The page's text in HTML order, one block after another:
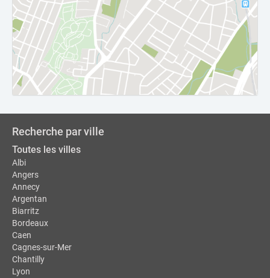
Recherche par ville
Toutes les villes
Albi
Angers
Annecy
Argentan
Biarritz
Bordeaux
Caen
Cagnes-sur-Mer
Chantilly
Lyon